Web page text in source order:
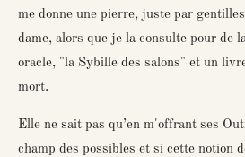
me donne une pierre, juste par
dame, alors que je la consulte pour de
oracle, "la Sybille des salons" et un
mort.
Elle ne sait pas qu’en m'offrant ses
champ des possibles et si cette notion